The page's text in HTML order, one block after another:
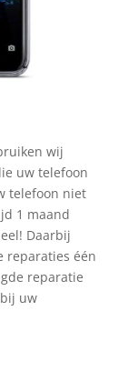
wij
uw telefoon
telefoon niet
1 maand
Daarbij
reparaties één
reparatie
uw